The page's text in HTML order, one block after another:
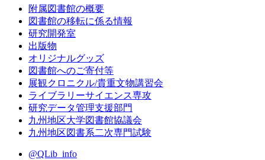
附属図書館の概要
図書館の移転に係る情報
研究開発室
出版物
オリジナルグッズ
図書館へのご寄付等
展観クロニクル/貴重文物講習会
ライブラリーサイエンス専攻
研究データ管理支援部門
九州地区大学図書館協議会
九州地区図書系二次専門試験
@QLib_info